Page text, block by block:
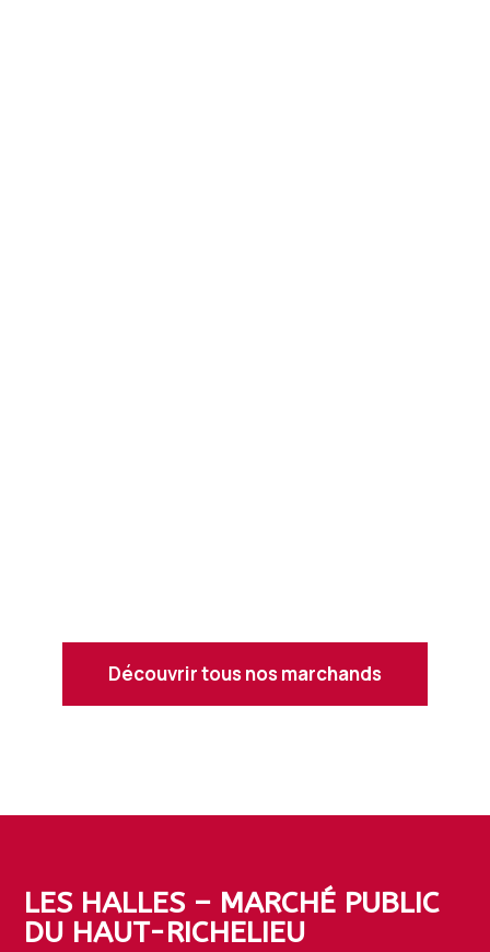
Découvrir tous nos marchands
LES HALLES – MARCHÉ PUBLIC
DU HAUT-RICHELIEU